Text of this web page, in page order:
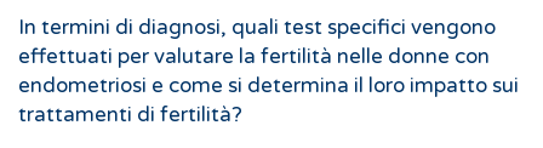
In termini di diagnosi, quali test specifici vengono
effettuati per valutare la fertilità nelle donne con
endometriosi e come si determina il loro impatto sui
trattamenti di fertilità?